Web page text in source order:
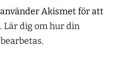
Akismet för att
Lär dig om hur din
.